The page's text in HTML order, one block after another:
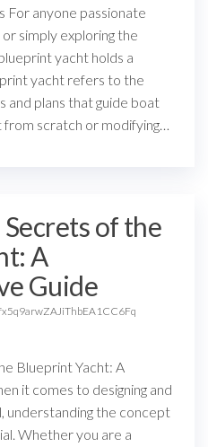
For anyone passionate
or simply exploring the
yacht holds a
yacht refers to the
and plans that guide boat
from scratch or modifying…
of the
A
Guide
Blueprint Yacht: A
it comes to designing and
understanding the concept
Whether you are a